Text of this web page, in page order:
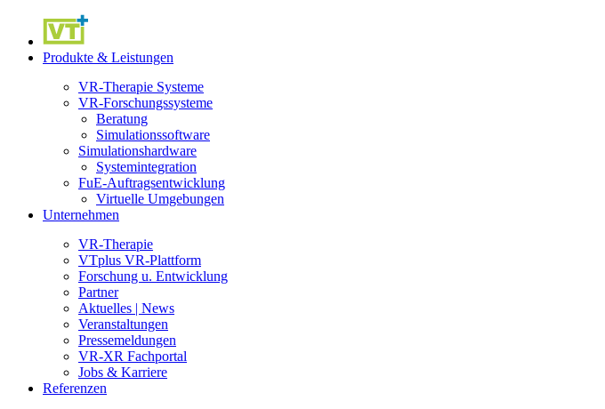
Produkte & Leistungen
VR-Therapie Systeme
VR-Forschungssysteme
Beratung
Simulationssoftware
Simulationshardware
Systemintegration
FuE-Auftragsentwicklung
Virtuelle Umgebungen
Unternehmen
VR-Therapie
VTplus VR-Plattform
Forschung u. Entwicklung
Partner
Aktuelles | News
Veranstaltungen
Pressemeldungen
VR-XR Fachportal
Jobs & Karriere
Referenzen